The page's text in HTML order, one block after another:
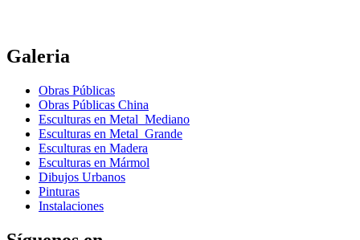
Galeria
Obras Públicas
Obras Públicas China
Esculturas en Metal Mediano
Esculturas en Metal Grande
Esculturas en Madera
Esculturas en Mármol
Dibujos Urbanos
Pinturas
Instalaciones